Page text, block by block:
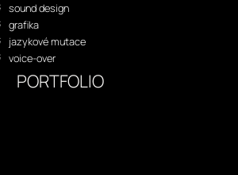
sound design
grafika
jazykové mutace
voice-over
PORTFOLIO